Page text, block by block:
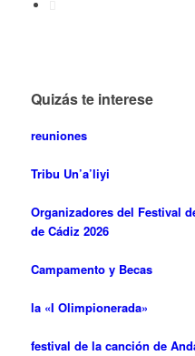
Quizás te interese
reuniones
Tribu Un’a’liyi
Organizadores del Festival
de Cádiz 2026
Campamento y Becas
la «I Olimpionerada»
festival de la canción de